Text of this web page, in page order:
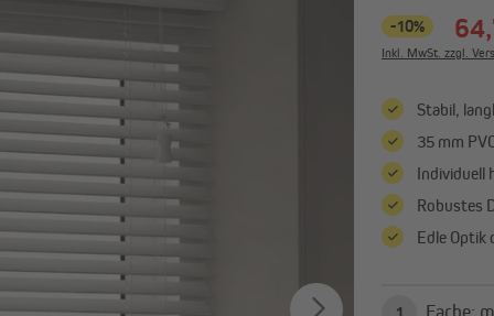
Plissees in Standardgrößen
Plissees ohne Bohren
Alle anzeigen
Rollos nach Maß
Rollos in Standardgrößen
Alle anzeigen
& Vorhänge
Vorhänge nach Maß
Vorhänge in Standardgrößen
Gardinenstangen & Zubehör
-10%
Inkl. MwSt. zzgl.
Stabil,
35 mm
Individuell
Robustes
Edle Optik
1